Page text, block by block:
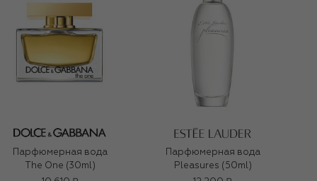
Парфюмерная вода
The One (30ml)
Парфюмерная вода
Pleasures (50ml)